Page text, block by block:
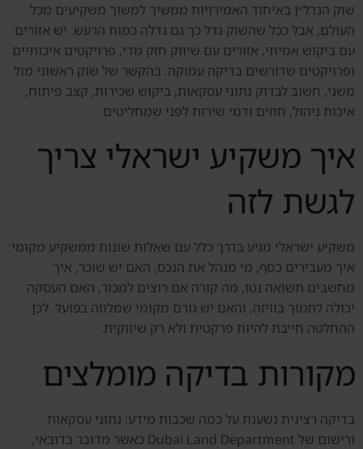
שוק הנדל״ן באיחוד האמירויות ממשיך למשוך משקיעים מכל
העולם, אבל ככל שהשוק גדל כך גם גדלה כמות הרעש. יש אזורים
עם ביקוש אמיתי, אזורים עם שיווק חזק מדי, פרויקטים איכותיים
ופרויקטים שדורשים בדיקה עמוקה. בהקשר של שוק ראשוני מול
משני, חשוב לבדוק נתוני עסקאות, ביקוש שכירות, קצב פיתוח,
איכות ניהול, חוזים ודמי שירות לפני שמחליטים.
איך משקיע ישראלי צריך
לגשת לזה
משקיע ישראלי מגיע בדרך כלל עם שאלות שונות ממשקיע מקומי:
איך מעבירים כסף, מי מנהל את הנכס, האם יש שוכר, איך
מחשבים תשואה נטו, מה קורה אם רוצים למכור, האם העסקה
יכולה לתמוך בוויזה, והאם יש גורם מקומי שמלווה בפועל. לכן
ההחלטה חייבת להיות פרקטית ולא רק שיווקית.
מקורות בדיקה מומלצים
בדיקה רצינית נשענת על כמה שכבות מידע: נתוני עסקאות
ורישום של Dubai Land Department כאשר מדובר בדובאי,